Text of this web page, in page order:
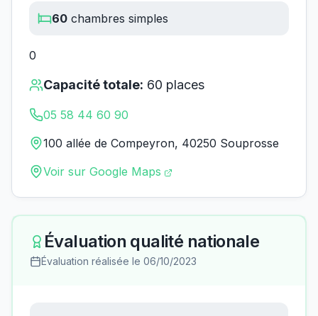
60 chambres simples
0
Capacité totale: 60 places
05 58 44 60 90
100 allée de Compeyron, 40250 Souprosse
Voir sur Google Maps
Évaluation qualité nationale
Évaluation réalisée le 06/10/2023